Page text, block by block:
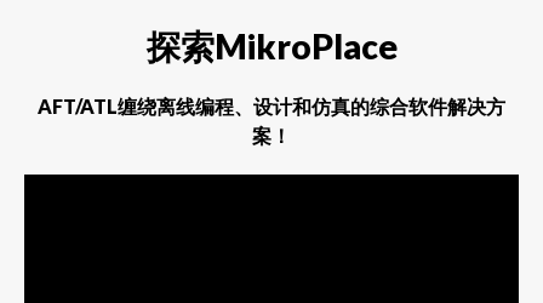
探索MikroPlace
AFT/ATL缠绕离线编程、设计和仿真的综合软件解决方
案！